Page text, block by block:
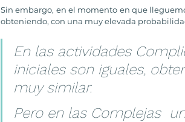
Sin embargo, en el momento en que
obteniendo, con una muy elevada
En las actividades
iniciales son iguales,
muy similar.
Pero en las Complejas